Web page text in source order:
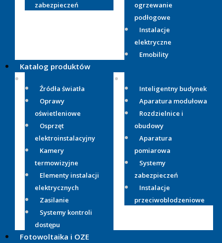
zabezpieczeń
ogrzewanie
podłogowe
Instalacje
elektryczne
Emobility
Katalog produktów
Źródła światła
Oprawy
oświetleniowe
Osprzęt
elektroinstalacyjny
Kamery
termowizyjne
Elementy instalacji
elektrycznych
Zasilanie
Systemy kontroli
dostępu
Inteligentny budynek
Aparatura modułowa
Rozdzielnice i
obudowy
Aparatura
pomiarowa
Systemy
zabezpieczeń
Instalacje
przeciwoblodzeniowe
Fotowoltaika i OZE